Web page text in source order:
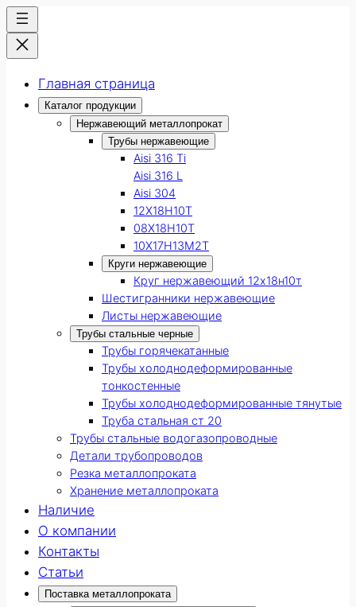
Главная страница
Каталог продукции
Нержавеющий металлопрокат
Трубы нержавеющие
Aisi 316 Ti
Aisi 316 L
Aisi 304
12Х18Н10Т
08Х18Н10Т
10Х17Н13М2Т
Круги нержавеющие
Круг нержавеющий 12х18н10т
Шестигранники нержавеющие
Листы нержавеющие
Трубы стальные черные
Трубы горячекатанные
Трубы холоднодеформированные
тонкостенные
Трубы холоднодеформированные тянутые
Труба стальная ст 20
Трубы стальные водогазопроводные
Детали трубопроводов
Резка металлопроката
Хранение металлопроката
Наличие
О компании
Контакты
Статьи
Поставка металлопроката